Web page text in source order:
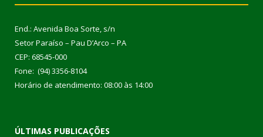
End.: Avenida Boa Sorte, s/n
Setor Paraíso – Pau D’Arco – PA
CEP: 68545-000
Fone: (94) 3356-8104
Horário de atendimento: 08:00 às 14:00
ÚLTIMAS PUBLICAÇÕES